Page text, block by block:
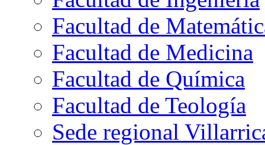
Facultad de
Facultad de Medicina
Facultad de Química
Facultad de Teología
Sede regional